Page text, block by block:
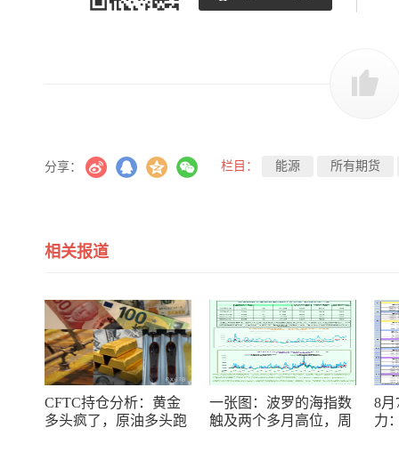
分享： 栏目： 能源 所有期货
相关报道
CFTC持仓分析：黄金
多头疯了，原油多头跑
一张图：波罗的海指数
触及两个多月高位，周
8月
力